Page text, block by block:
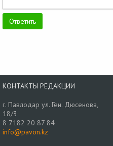
КОНТАКТЫ РЕДАКЦИИ
г. Павлодар ул. Ген. Дюсенова,
18/3
8 7182 20 87 84
info@pavon.kz